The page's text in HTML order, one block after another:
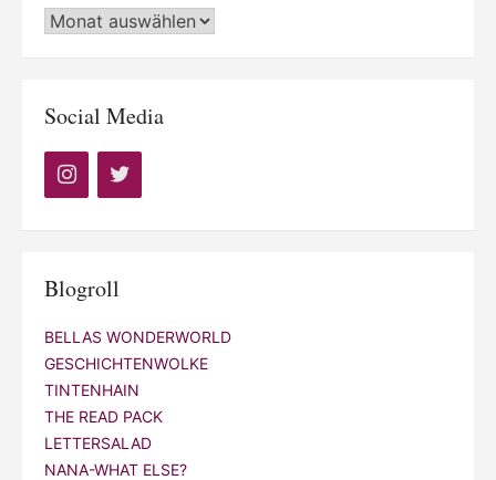
Archiv
Social Media
Blogroll
BELLAS WONDERWORLD
GESCHICHTENWOLKE
TINTENHAIN
THE READ PACK
LETTERSALAD
NANA-WHAT ELSE?